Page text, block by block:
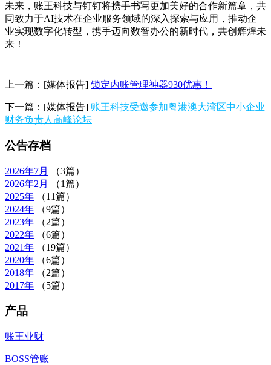
未来，账王科技与钉钉将携手书写更加美好的合作新篇章，共
同致力于AI技术在企业服务领域的深入探索与应用，推动企
业实现数字化转型，携手迈向数智办公的新时代，共创辉煌未
来！
上一篇： [媒体报告] 锁定内账管理神器930优惠！
下一篇： [媒体报告] 账王科技受邀参加粤港澳大湾区中小企业
财务负责人高峰论坛
公告存档
2026年7月
（3篇）
2026年2月
（1篇）
2025年
（11篇）
2024年
（9篇）
2023年
（2篇）
2022年
（6篇）
2021年
（19篇）
2020年
（6篇）
2018年
（2篇）
2017年
（5篇）
产品
账王业财
BOSS管账